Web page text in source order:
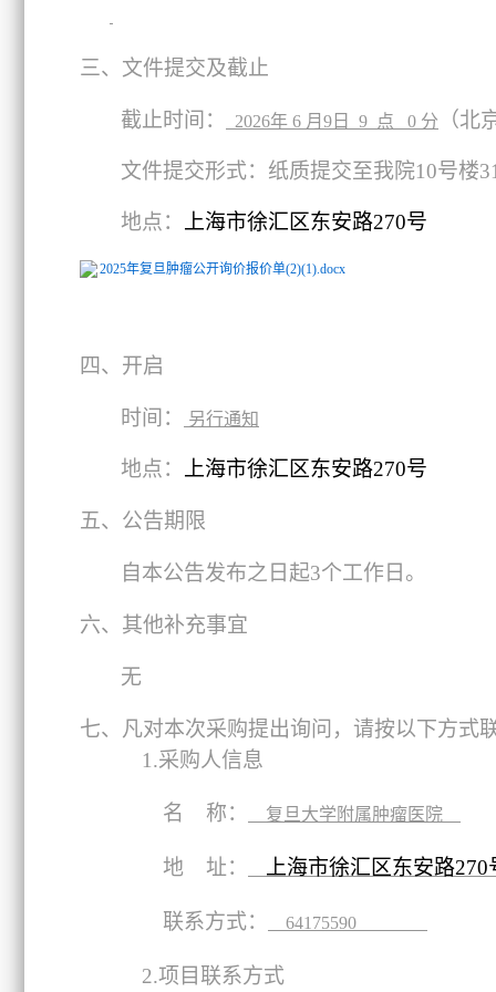
三、 文件提交及截止
截止时间： 2026年 6 月9日 9 点 0 分 （北
文件提交形式：纸质提交至我院10号楼
地点： 上海市徐汇区东安路270号
2025年复旦肿瘤公开询价报价单(2)(1).docx
四、开启
时间： 另行通知
地点： 上海市徐汇区东安路270号
五、公告期限
自本公告发布之日起3个工作日。
六、其他补充事宜
无
七、凡对本次采购提出询问，请按以下方式联
1.采购人信息
名 称： 复旦大学附属肿瘤医院
地 址： 上海市徐汇区东安路270
联系方式： 64175590
2.项目联系方式